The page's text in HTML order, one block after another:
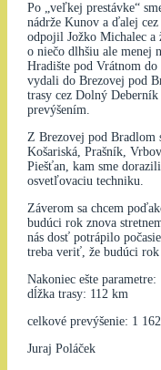
Po „veľkej prestávke“
nádrže Kunov a ďalej
odpojil Jožko Michalec a
o niečo dlhšiu ale menej
Hradište pod Vrátnom
vydali do Brezovej pod
trasy cez Dolný
prevýšením.
Z Brezovej pod Bradlom
Košariská, Prašník,
Piešťan, kam sme
osvetľovaciu techniku.
Záverom sa chcem
budúci rok znova
nás dosť potrápilo
treba veriť, že budúci rok
Nakoniec ešte parametre:
dĺžka trasy: 112 km
celkové prevýšenie: 1
Juraj Poláček